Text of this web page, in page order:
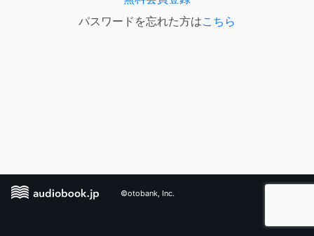
パスワードを忘れた方はこちら
©otobank, Inc.